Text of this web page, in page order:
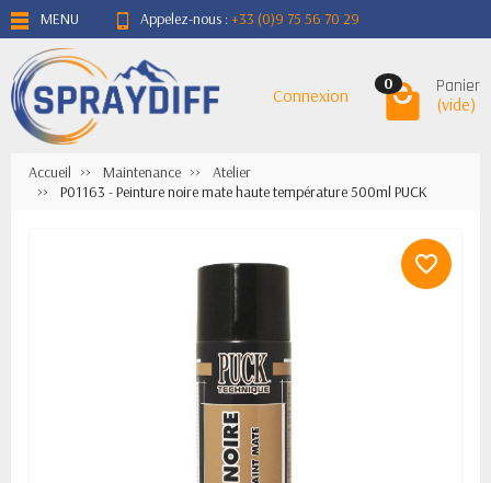
MENU Appelez-nous :+33 (0)9 75 56 70 29
Connexion
0 Panier
(vide)
Accueil Maintenance
Atelier
P01163 - Peinture noire mate haute température 500ml PUCK
favorite_border